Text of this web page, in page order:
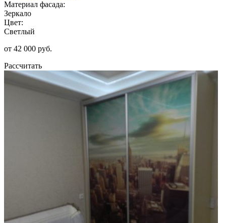
Материал фасада:
Зеркало
Цвет:
Светлый
от 42 000 руб.
Рассчитать